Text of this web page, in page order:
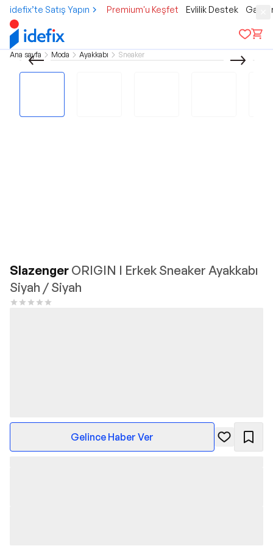
idefix’te Satış Yapın Premium'u Keşfet Evlilik Destek
Ana sayfa Moda Ayakkabı Sneaker
Slazenger ORIGIN I Erkek Sneaker Ayakkabı
Siyah / Siyah
Gelince Haber Ver